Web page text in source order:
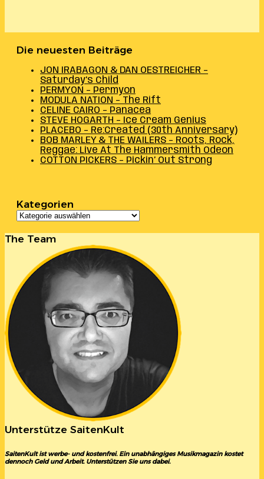
Die neuesten Beiträge
JON IRABAGON & DAN OESTREICHER –
Saturday’s Child
PERMYON – Permyon
MODULA NATION – The Rift
CELINE CAIRO – Panacea
STEVE HOGARTH – Ice Cream Genius
PLACEBO – Re:Created (30th Anniversary)
BOB MARLEY & THE WAILERS – Roots, Rock,
Reggae: Live At The Hammersmith Odeon
COTTON PICKERS – Pickin’ Out Strong
Kategorien
Kategorien
The Team
Unterstütze SaitenKult
SaitenKult ist werbe- und kostenfrei. Ein unabhängiges Musikmagazin kostet
dennoch Geld und Arbeit. Unterstützen Sie uns dabei.